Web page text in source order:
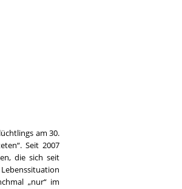
am 30.
Seit 2007
die sich seit
„nur“ im